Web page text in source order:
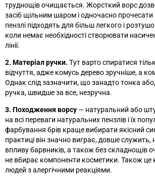
труднощів очищається. Жорсткий ворс
засіб щільним шаром і одночасно прочесати
пензлі підходять для більш легкого і
коли немає необхідності створювати
лінії.
2. Матеріал ручки. Тут варто спиратися
відчуття, адже комусь дерево зручніше, а
Однак слід зазначити, що занадто тонка
ручка, швидше за все, незручна.
3. Походження ворсу — натуральний або
на всі переваги натуральних пензлів і їх
фарбування брів краще вибирати якісний
практиці він значно виграє, довше служить,
впливу барвників, а також без складнощів
не вбирає компоненти косметики. Також це
людей з алергічними реакціями.